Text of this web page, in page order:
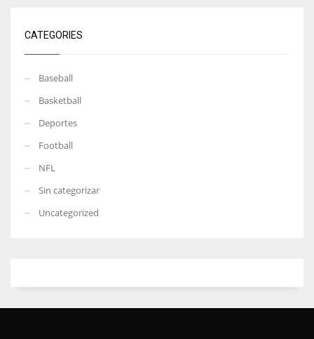
CATEGORIES
Baseball
Basketball
Deportes
Football
NFL
Sin categorizar
Uncategorized